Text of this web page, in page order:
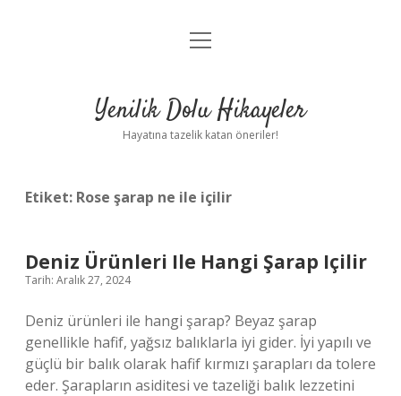
Anasayfa
Yasal Uyarı
menüyü
Yenilik Dolu Hikayeler
Hayatına tazelik katan öneriler!
Etiket: Rose şarap ne ile içilir
Deniz Ürünleri Ile Hangi Şarap Içilir
Tarih: Aralık 27, 2024
Deniz ürünleri ile hangi şarap? Beyaz şarap
genellikle hafif, yağsız balıklarla iyi gider. İyi yapılı ve
güçlü bir balık olarak hafif kırmızı şarapları da tolere
eder. Şarapların asiditesi ve tazeliği balık lezzetini